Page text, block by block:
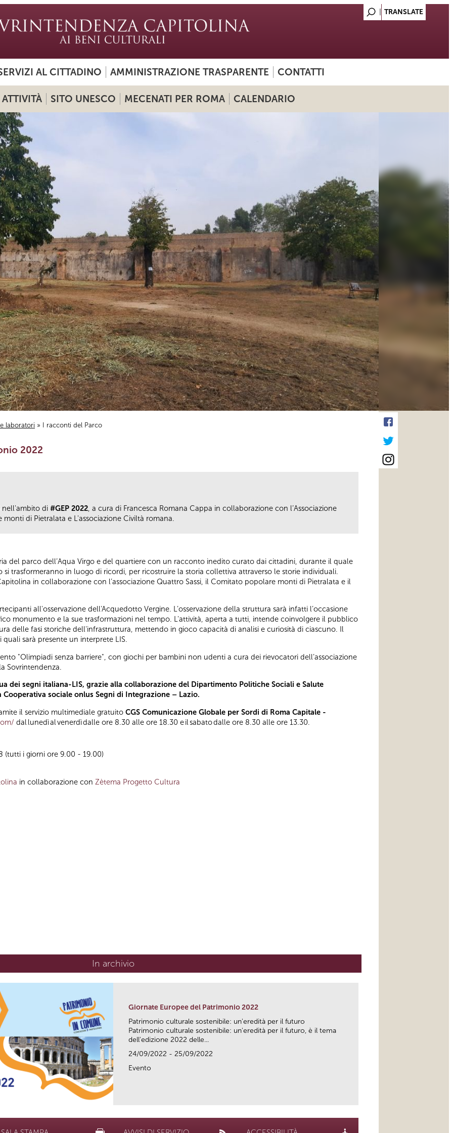
AL CITTADINO AMMINISTRAZIONE TRASPARENTE CONTATTI
ATTIVITÀ SITO UNESCO MECENATI PER ROMA CALENDARIO
laboratori » I racconti del Parco
2022
nell'ambito di #GEP 2022, a cura di Francesca Romana Cappa in collaborazione con l’Associazione
monti di Pietralata e L'associazione Civiltà romana.
del parco dell’Aqua Virgo e del quartiere con un racconto inedito curato dai cittadini, durante il quale
trasformeranno in luogo di ricordi, per ricostruire la storia collettiva attraverso le storie individuali.
in collaborazione con l’associazione Quattro Sassi, il Comitato popolare monti di Pietralata e il
all'osservazione dell'Acquedotto Vergine. L’osservazione della struttura sarà infatti l’occasione
monumento e la sue trasformazioni nel tempo. L'attività, aperta a tutti, intende coinvolgere il pubblico
delle fasi storiche dell'infrastruttura, mettendo in gioco capacità di analisi e curiosità di ciascuno. Il
sarà presente un interprete LIS.
"Olimpiadi senza barriere", con giochi per bambini non udenti a cura dei rievocatori dell’associazione
Sovrintendenza.
dei segni italiana-LIS, grazie alla collaborazione del Dipartimento Politiche Sociali e Salute
Cooperativa sociale onlus Segni di Integrazione – Lazio.
il servizio multimediale gratuito CGS Comunicazione Globale per Sordi di Roma Capitale -
dal lunedì al venerdì dalle ore 8.30 alle ore 18.30 e il sabato dalle ore 8.30 alle ore 13.30.
(tutti i giorni ore 9.00 - 19.00)
in collaborazione con Zètema Progetto Cultura
In archivio
Giornate Europee del Patrimonio 2022
Patrimonio culturale sostenibile: un'eredità per il futuro
Patrimonio culturale sostenibile: un'eredità per il futuro, è il tema
dell'edizione 2022 delle...
24/09/2022 - 25/09/2022
Evento